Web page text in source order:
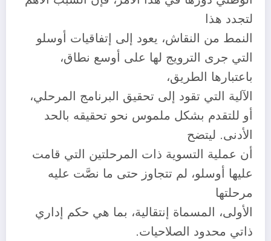
لتجدد هذا
النمط من النقاش، يعود إلى إتفاقيات أوسلو
التي جرى الترويج لها على أوسع نطاق،
باعتبارها الطريق،
الآلية التي تقود إلى تحقيق البرنامج المرحلي،
أو للتقدم بشكل ملموس نحو تحقيقه بالحد
الأدنى. ليتضح
أن عملية التسوية ذات المرحلتين التي قامت
عليها أوسلو، لم تتجاوز حتى ما نصَّت عليه
مرحلتها
الأولى، المسماة إنتقالية، بما هي حكم إداري
ذاتي محدود الصلاحيات.